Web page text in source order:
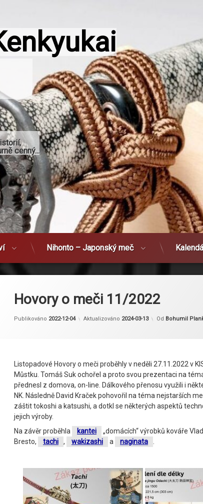
cenný...
Nihonto – Japonský meč
Hovory o meči 11/2022
Publikováno 2022-12-04 Aktualizováno 2024-03-13 Od Bohumil
Listopadové Hovory o meči proběhly v neděli 27.11.2022 v
Můstku. Tomáš Suk ochořel a proto svou prezentaci na
přednesl z domova, on-line. Dálkového přenosu využili i
NK. Následně David Kraček pohovořil na téma nejstarších
záštit tokoshi a katsushi, a dotkl se některých aspektů
jejich výroby.
Na závěr proběhla
kantei
„domácích“ výrobků kováře
Bresto,
tachi , wakizashi a naginata